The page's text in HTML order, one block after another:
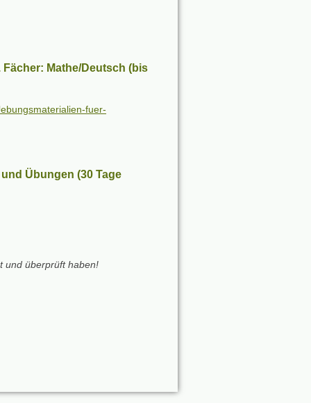
Mathe/Deutsch (bis
fuer-
Übungen (30 Tage
und überprüft haben!